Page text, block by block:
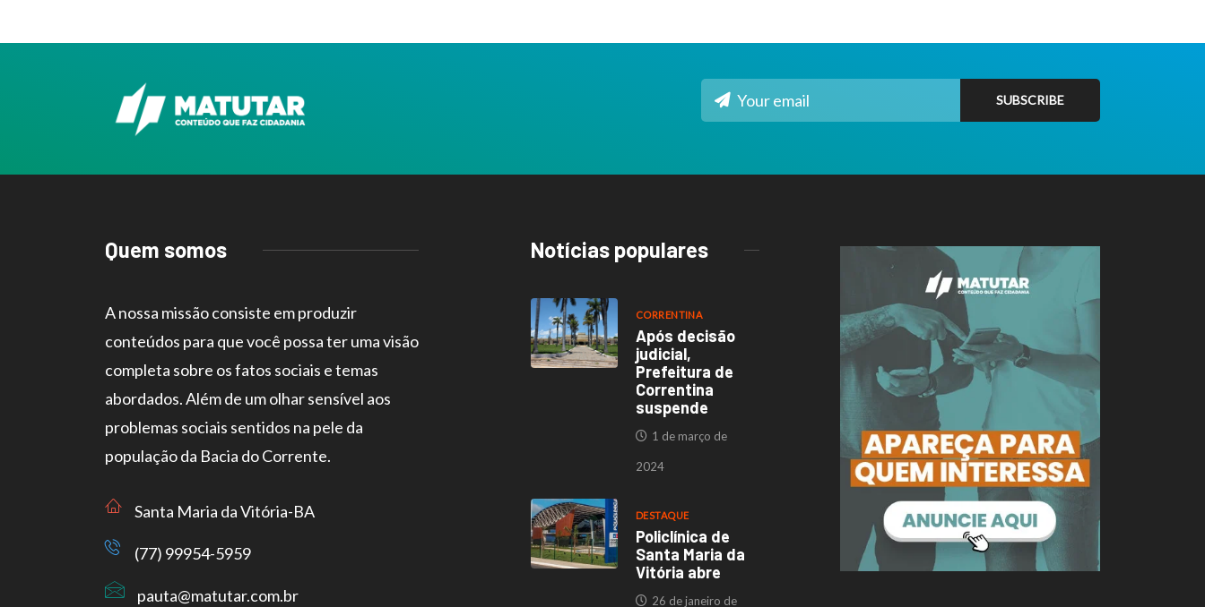
Quem somos
A nossa missão consiste em produzir
conteúdos para que você possa ter uma visão
completa sobre os fatos sociais e temas
abordados. Além de um olhar sensível aos
problemas sociais sentidos na pele da
população da Bacia do Corrente.
Santa Maria da Vitória-BA
(77) 99954-5959
pauta@matutar.com.br
Notícias populares
CORRENTINA
Após decisão
judicial,
Prefeitura de
Correntina
suspende
1 de março de
2024
DESTAQUE
Policlínica de
Santa Maria da
Vitória abre
26 de janeiro de